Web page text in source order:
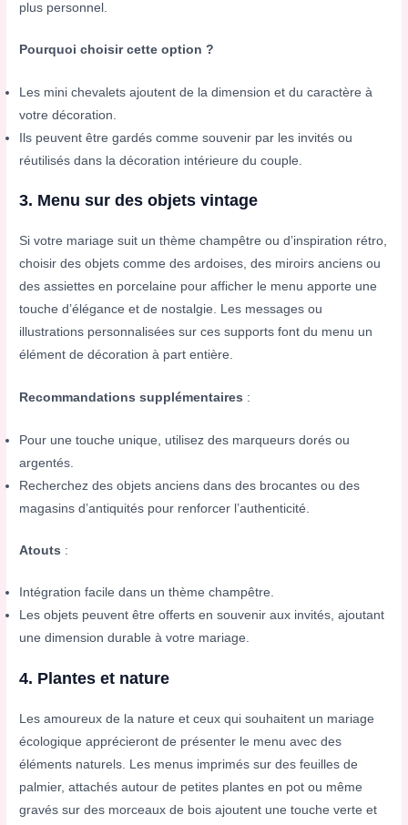
plus personnel.
Pourquoi choisir cette option ?
Les mini chevalets ajoutent de la dimension et du caractère à
votre décoration.
Ils peuvent être gardés comme souvenir par les invités ou
réutilisés dans la décoration intérieure du couple.
3. Menu sur des objets vintage
Si votre mariage suit un thème champêtre ou d’inspiration rétro,
choisir des objets comme des ardoises, des miroirs anciens ou
des assiettes en porcelaine pour afficher le menu apporte une
touche d’élégance et de nostalgie. Les messages ou
illustrations personnalisées sur ces supports font du menu un
élément de décoration à part entière.
Recommandations supplémentaires :
Pour une touche unique, utilisez des marqueurs dorés ou
argentés.
Recherchez des objets anciens dans des brocantes ou des
magasins d’antiquités pour renforcer l’authenticité.
Atouts :
Intégration facile dans un thème champêtre.
Les objets peuvent être offerts en souvenir aux invités, ajoutant
une dimension durable à votre mariage.
4. Plantes et nature
Les amoureux de la nature et ceux qui souhaitent un mariage
écologique apprécieront de présenter le menu avec des
éléments naturels. Les menus imprimés sur des feuilles de
palmier, attachés autour de petites plantes en pot ou même
gravés sur des morceaux de bois ajoutent une touche verte et